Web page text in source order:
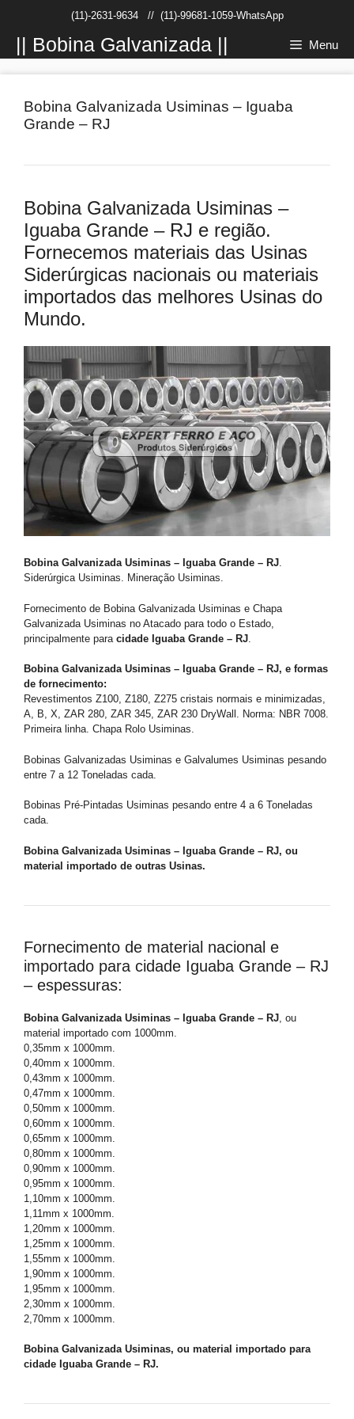
conteúdo
(11)-2631-9634// (11)-99681-1059-WhatsApp
|| Bobina Galvanizada || Menu
Bobina Galvanizada Usiminas – Iguaba
Grande – RJ
Bobina Galvanizada Usiminas –
Iguaba Grande – RJ e região.
Fornecemos materiais das Usinas
Siderúrgicas nacionais ou materiais
importados das melhores Usinas do
Mundo.
Bobina Galvanizada Usiminas – Iguaba Grande – RJ.
Siderúrgica Usiminas. Mineração Usiminas.
Fornecimento de Bobina Galvanizada Usiminas e Chapa
Galvanizada Usiminas no Atacado para todo o Estado,
principalmente para cidade Iguaba Grande – RJ
Bobina Galvanizada Usiminas – Iguaba Grande – RJ, e formas
de fornecimento:
Revestimentos Z100, Z180, Z275 cristais normais e minimizadas,
A, B, X, ZAR 280, ZAR 345, ZAR 230 DryWall. Norma: NBR 7008.
Primeira linha. Chapa Rolo Usiminas.
Bobinas Galvanizadas Usiminas e Galvalumes Usiminas pesando
entre 7 a 12 Toneladas cada.
Bobinas Pré-Pintadas Usiminas pesando entre 4 a 6 Toneladas
cada.
Bobina Galvanizada Usiminas – Iguaba Grande – RJ, ou
material importado de outras Usinas.
Fornecimento de material nacional e
importado para cidade Iguaba Grande – RJ
– espessuras:
Bobina Galvanizada Usiminas – Iguaba Grande – RJ , ou
material importado com 1000mm.
0,35mm x 1000mm.
0,40mm x 1000mm.
0,43mm x 1000mm.
0,47mm x 1000mm.
0,50mm x 1000mm.
0,60mm x 1000mm.
0,65mm x 1000mm.
0,80mm x 1000mm.
0,90mm x 1000mm.
0,95mm x 1000mm.
1,10mm x 1000mm.
1,11mm x 1000mm.
1,20mm x 1000mm.
1,25mm x 1000mm.
1,55mm x 1000mm.
1,90mm x 1000mm.
1,95mm x 1000mm.
2,30mm x 1000mm.
2,70mm x 1000mm.
Bobina Galvanizada Usiminas, ou material importado para
cidade Iguaba Grande – RJ.